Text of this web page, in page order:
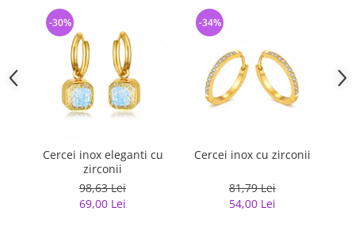
Cercei inox eleganti cu
zirconii
98,63 Lei
69,00 Lei
-30%
Cercei inox cu zirconii
81,79 Lei
54,00 Lei
-34%